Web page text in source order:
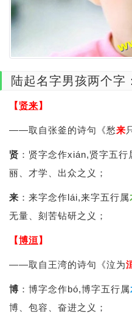
陆起名字男孩两个字
【贤来】
——取自张釜的诗句《愁来
贤 ：贤字念作xián,贤字五行
丽、才学、出众之义；
来 ：来字念作lái,来字五行属
无量、刻苦钻研之义；
【博洹】
——取自王湾的诗句《泣为
博 ：博字念作bó,博字五行属
博、包容、奋进之义；